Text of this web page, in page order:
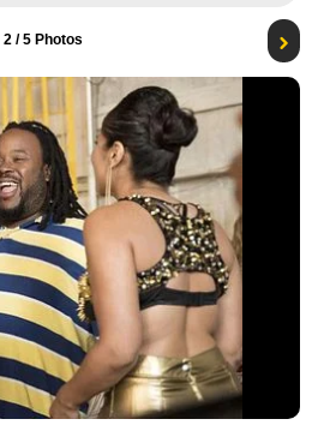
2 / 5 Photos